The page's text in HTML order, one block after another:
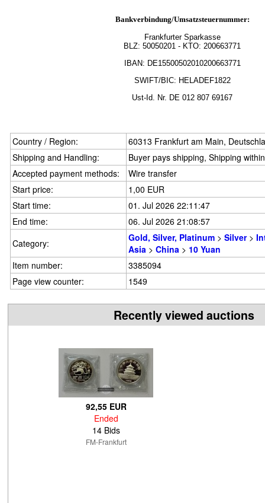
Bankverbindung/Umsatzsteuernummer:
Frankfurter Sparkasse
BLZ: 50050201 - KTO: 200663771
IBAN: DE15500502010200663771
SWIFT/BIC: HELADEF1822
Ust-Id. Nr. DE 012 807 69167
Country / Region:
60313 Frankfurt am Main,
Shipping and Handling:
Buyer pays shipping, Shipping
Accepted payment methods:
Wire transfer
Start price:
1,00 EUR
Start time:
01. Jul 2026 22:11:47
End time:
06. Jul 2026 21:08:57
Category:
Gold, Silver, Platinum > Silver>
Asia > China > 10 Yuan
Item number:
3385094
Page view counter:
1549
Recently viewed auctions
92,55 EUR
Ended
14 Bids
FM-Frankfurt